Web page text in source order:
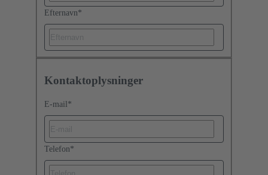
Efternavn*
Kontaktoplysninger
E-mail *
Telefon*